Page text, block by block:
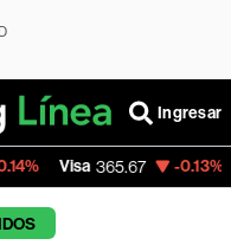
Ingresar
-0.13%